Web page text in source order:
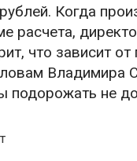
Когда
расчета,
что зависит
Владимира
подорожать не